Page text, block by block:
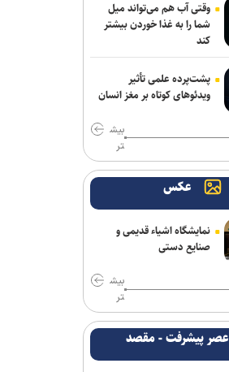
وقتی آب هم می‌تواند میل
شما را به غذا خوردن بیشتر
کند
پشت‌پرده علمی تأثیر
ویدئو‌های کوتاه بر مغز انسان
بیش
تر
عکس
نمایشگاه اشیاء قدیمی و
صنایع دستی
بیش
تر
عصر پیشرفت - مقصد